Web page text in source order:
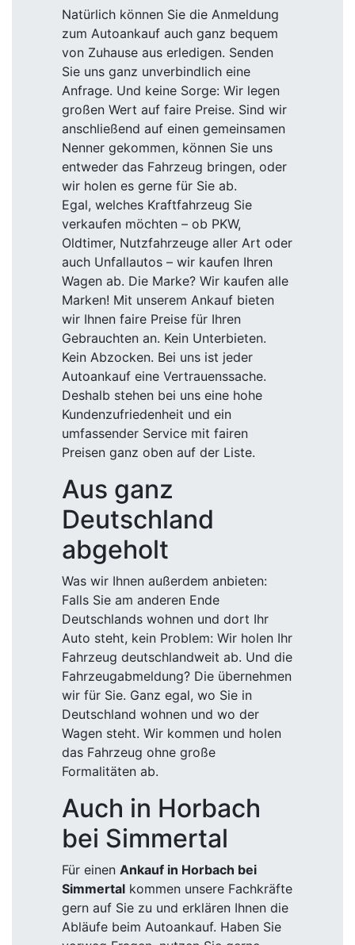
Natürlich können Sie die Anmeldung
zum Autoankauf auch ganz bequem
von Zuhause aus erledigen. Senden
Sie uns ganz unverbindlich eine
Anfrage. Und keine Sorge: Wir legen
großen Wert auf faire Preise. Sind wir
anschließend auf einen gemeinsamen
Nenner gekommen, können Sie uns
entweder das Fahrzeug bringen, oder
wir holen es gerne für Sie ab.
Egal, welches Kraftfahrzeug Sie
verkaufen möchten – ob PKW,
Oldtimer, Nutzfahrzeuge aller Art oder
auch Unfallautos – wir kaufen Ihren
Wagen ab. Die Marke? Wir kaufen alle
Marken! Mit unserem Ankauf bieten
wir Ihnen faire Preise für Ihren
Gebrauchten an. Kein Unterbieten.
Kein Abzocken. Bei uns ist jeder
Autoankauf eine Vertrauenssache.
Deshalb stehen bei uns eine hohe
Kundenzufriedenheit und ein
umfassender Service mit fairen
Preisen ganz oben auf der Liste.
Aus ganz
Deutschland
abgeholt
Was wir Ihnen außerdem anbieten:
Falls Sie am anderen Ende
Deutschlands wohnen und dort Ihr
Auto steht, kein Problem: Wir holen Ihr
Fahrzeug deutschlandweit ab. Und die
Fahrzeugabmeldung? Die übernehmen
wir für Sie. Ganz egal, wo Sie in
Deutschland wohnen und wo der
Wagen steht. Wir kommen und holen
das Fahrzeug ohne große
Formalitäten ab.
Auch in Horbach
bei Simmertal
Für einen Ankauf in Horbach bei
Simmertal kommen unsere Fachkräfte
gern auf Sie zu und erklären Ihnen die
Abläufe beim Autoankauf. Haben Sie